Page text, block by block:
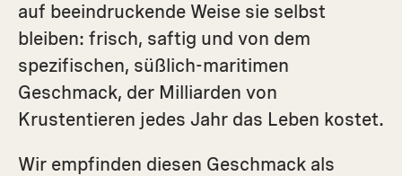
auf beeindruckende Weise sie selbst
bleiben: frisch, saftig und von dem
spezifischen, süßlich-maritimen
Geschmack, der Milliarden von
Krustentieren jedes Jahr das Leben kostet.
Wir empfinden diesen Geschmack als